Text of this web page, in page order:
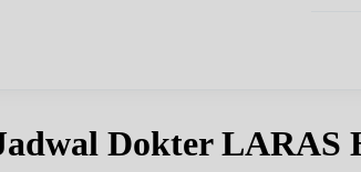
Dokter LARAS